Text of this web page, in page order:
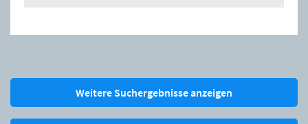
Weitere Suchergebnisse anzeigen